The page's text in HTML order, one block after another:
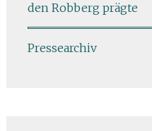
den Robberg prägte
Pressearchiv